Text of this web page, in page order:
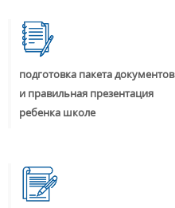
подготовка пакета документов
и правильная презентация
ребенка школе